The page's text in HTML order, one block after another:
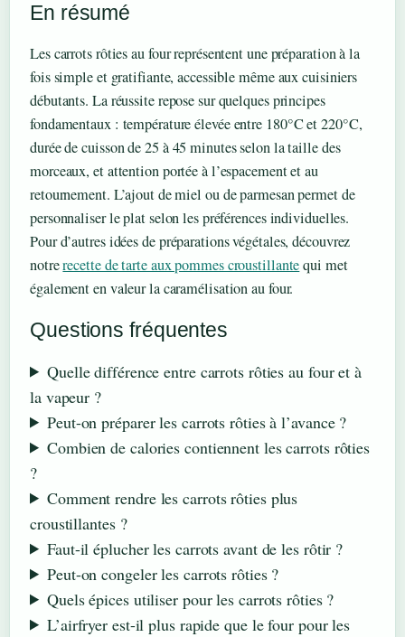
En résumé
Les carrots rôties au four représentent une préparation à la
fois simple et gratifiante, accessible même aux cuisiniers
débutants. La réussite repose sur quelques principes
fondamentaux : température élevée entre 180°C et 220°C,
durée de cuisson de 25 à 45 minutes selon la taille des
morceaux, et attention portée à l’espacement et au
retournement. L’ajout de miel ou de parmesan permet de
personnaliser le plat selon les préférences individuelles.
Pour d’autres idées de préparations végétales, découvrez
notrerecette de tarte aux pommes croustillantequi met
également en valeur la caramélisation au four.
Questions fréquentes
Quelle différence entre carrots rôties au four et à
la vapeur ?
Peut-on préparer les carrots rôties à l’avance ?
Combien de calories contiennent les carrots rôties
?
Comment rendre les carrots rôties plus
croustillantes ?
Faut-il éplucher les carrots avant de les rôtir ?
Peut-on congeler les carrots rôties ?
Quels épices utiliser pour les carrots rôties ?
L’airfryer est-il plus rapide que le four pour les